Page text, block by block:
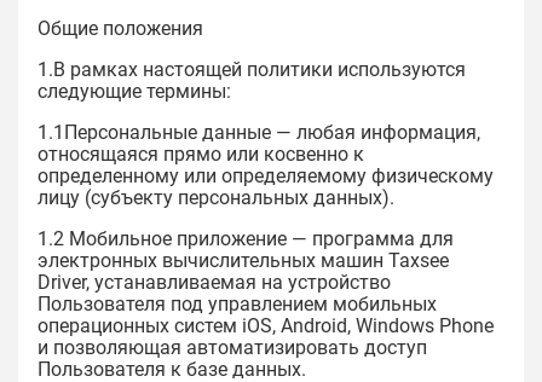
Общие положения
1.В рамках настоящей политики используются
следующие термины:
1.1Персональные данные — любая информация,
относящаяся прямо или косвенно к
определенному или определяемому физическому
лицу (субъекту персональных данных).
1.2 Мобильное приложение — программа для
электронных вычислительных машин Taxsee
Driver, устанавливаемая на устройство
Пользователя под управлением мобильных
операционных систем iOS, Android, Windows Phone
и позволяющая автоматизировать доступ
Пользователя к базе данных.